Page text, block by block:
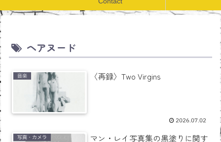
ヘアヌード
音楽 〈再録〉Two Virgins
2026.07.02
写真・カメラ
マン・レイ写真集の黒塗りに関す